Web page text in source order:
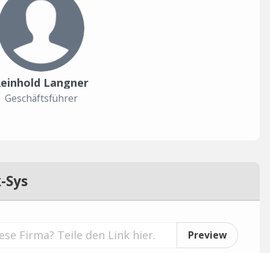
Langner
Geschäftsführer
Preview